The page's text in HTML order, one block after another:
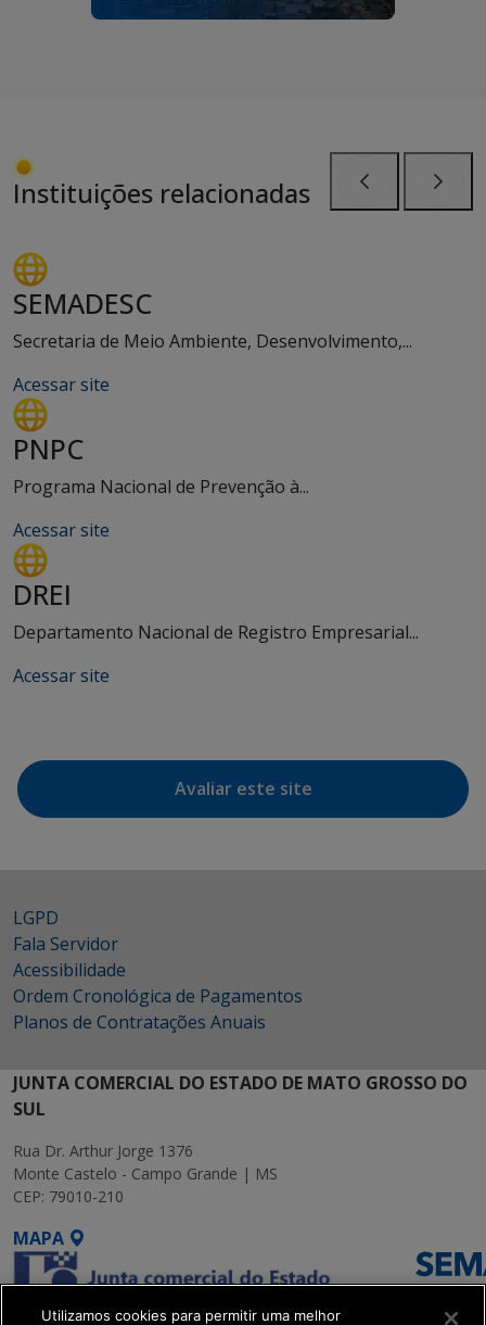
Instituições relacionadas
SEMADESC
Secretaria de Meio Ambiente, Desenvolvimento,...
Acessar site
PNPC
Programa Nacional de Prevenção à...
Acessar site
DREI
Departamento Nacional de Registro Empresarial...
Acessar site
Avaliar este site
LGPD
Fala Servidor
Acessibilidade
Ordem Cronológica de Pagamentos
Planos de Contratações Anuais
JUNTA COMERCIAL DO ESTADO DE MATO GROSSO DO
SUL
Rua Dr. Arthur Jorge 1376
Monte Castelo - Campo Grande | MS
CEP: 79010-210
MAPA
Utilizamos cookies para permitir uma melhor